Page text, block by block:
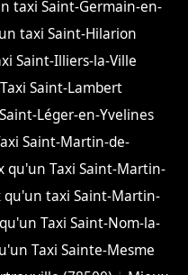
taxi Saint-Germain-en-
taxi Saint-Hilarion
Saint-Illiers-la-Ville
Saint-Lambert
Léger-en-Yvelines
Saint-Martin-de-
qu'un Taxi Saint-Martin-
qu'un taxi Saint-Martin-
Taxi Saint-Nom-la-
Taxi Sainte-Mesme